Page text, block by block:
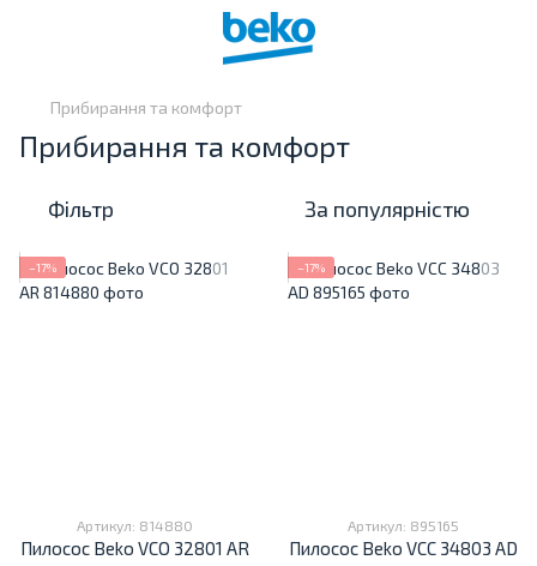
Прибирання та комфорт
Прибирання та комфорт
Фільтр За популярністю
−17%
Артикул: 814880
Пилосос Beko VCO 32801 AR
−17%
Артикул: 895165
Пилосос Beko VCC 34803 AD